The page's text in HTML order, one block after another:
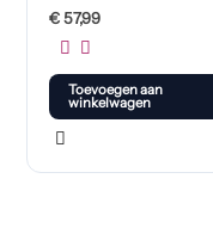
€57,99
Toevoegen aan
winkelwagen